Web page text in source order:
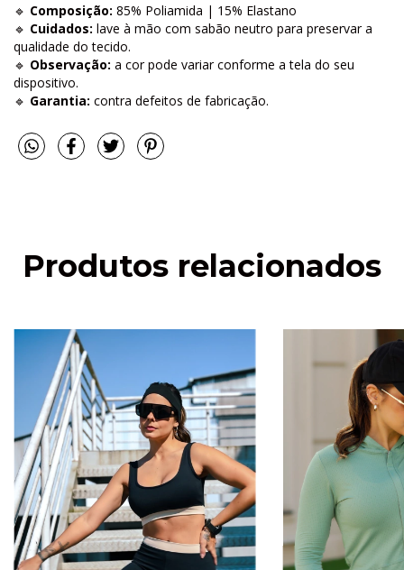
🔹 Composição: 85% Poliamida | 15% Elastano
🔹 Cuidados: lave à mão com sabão neutro para preservar a
qualidade do tecido.
🔹 Observação: a cor pode variar conforme a tela do seu
dispositivo.
🔹 Garantia: contra defeitos de fabricação.
Produtos relacionados